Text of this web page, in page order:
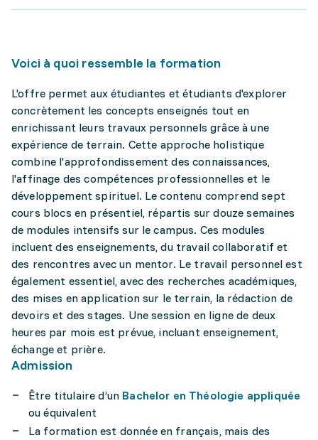
Voici à quoi ressemble la formation
L'offre permet aux étudiantes et étudiants d'explorer
concrètement les concepts enseignés tout en
enrichissant leurs travaux personnels grâce à une
expérience de terrain. Cette approche holistique
combine l'approfondissement des connaissances,
l'affinage des compétences professionnelles et le
développement spirituel. Le contenu comprend sept
cours blocs en présentiel, répartis sur douze semaines
de modules intensifs sur le campus. Ces modules
incluent des enseignements, du travail collaboratif et
des rencontres avec un mentor. Le travail personnel est
également essentiel, avec des recherches académiques,
des mises en application sur le terrain, la rédaction de
devoirs et des stages. Une session en ligne de deux
heures par mois est prévue, incluant enseignement,
échange et prière.
Admission
Être titulaire d’un Bachelor en Théologie appliquée
ou équivalent
La formation est donnée en français, mais des